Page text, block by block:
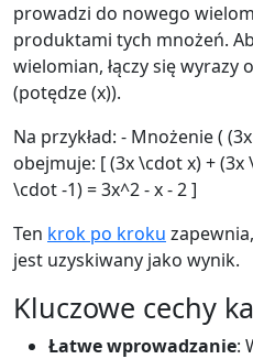
prowadzi do nowego
produktami tych mnożeń.
wielomian, łączy się wyrazy
(potędze (x)).
Na przykład: - Mnożenie (
obejmuje: [ (3x \cdot x) + (3x
\cdot -1) = 3x^2 - x - 2 ]
Ten krok po kroku
jest uzyskiwany jako wynik.
Kluczowe cechy
Łatwe wprowadzanie: